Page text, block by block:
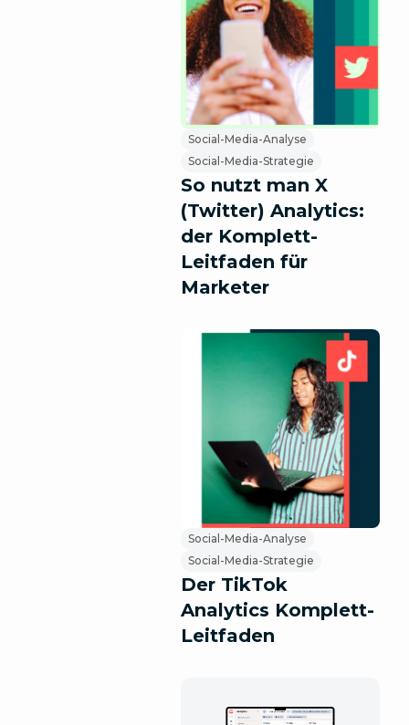
Social-Media-Analyse
Social-Media-Strategie
So nutzt man X
(Twitter) Analytics:
der Komplett-
Leitfaden für
Marketer
Social-Media-Analyse
Social-Media-Strategie
Der TikTok
Analytics Komplett-
Leitfaden